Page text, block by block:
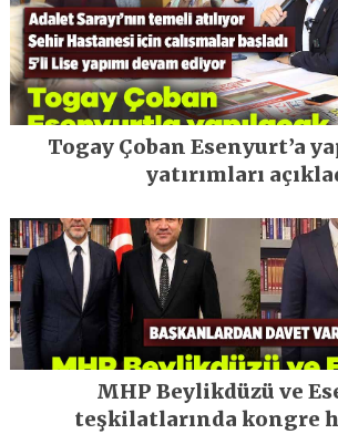
Togay Çoban Esenyurt’a
yatırımları
MHP Beylikdüzü ve
teşkilatlarında kongre